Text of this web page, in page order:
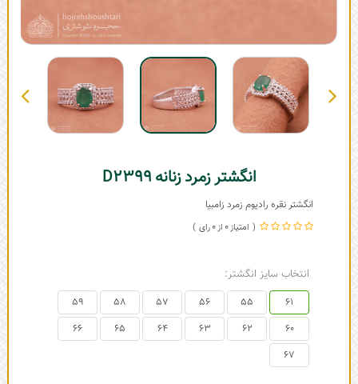
انگشتر زمرد زنانه D2399
انگشتر نقره رادیوم زمرد زامبیا
0
0
انتخاب سایز انگشتر:
61
55
56
57
58
59
60
62
63
64
65
66
67